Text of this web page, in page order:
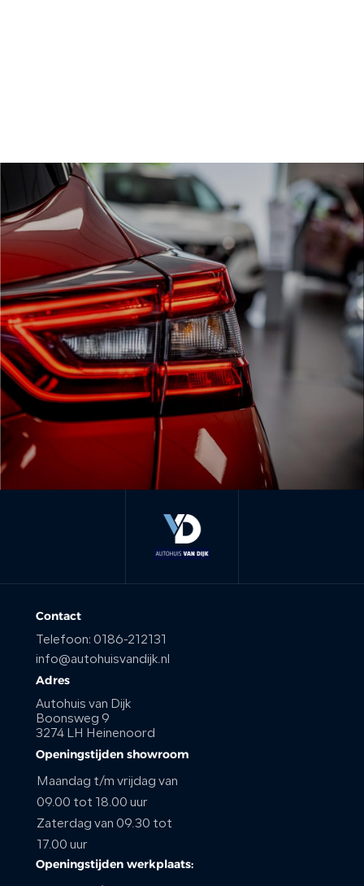
Contact
Telefoon: 0186-212131
info@autohuisvandijk.nl
Adres
Autohuis van Dijk
Boonsweg 9
3274 LH Heinenoord
Openingstijden showroom
Maandag t/m vrijdag van
09.00 tot 18.00 uur
Zaterdag van 09.30 tot
17.00 uur
Openingstijden werkplaats: